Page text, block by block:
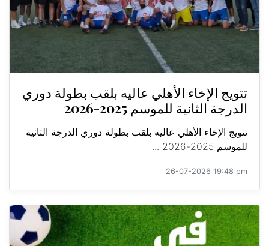
تتويج الإخاء الأهلي عاليه بلقب بطولة دوري
الدرجة الثانية للموسم 2025-2026
تتويج الإخاء الأهلي عاليه بلقب بطولة دوري الدرجة الثانية
للموسم 2025-2026 ...
26-07-2026 19:48 pm